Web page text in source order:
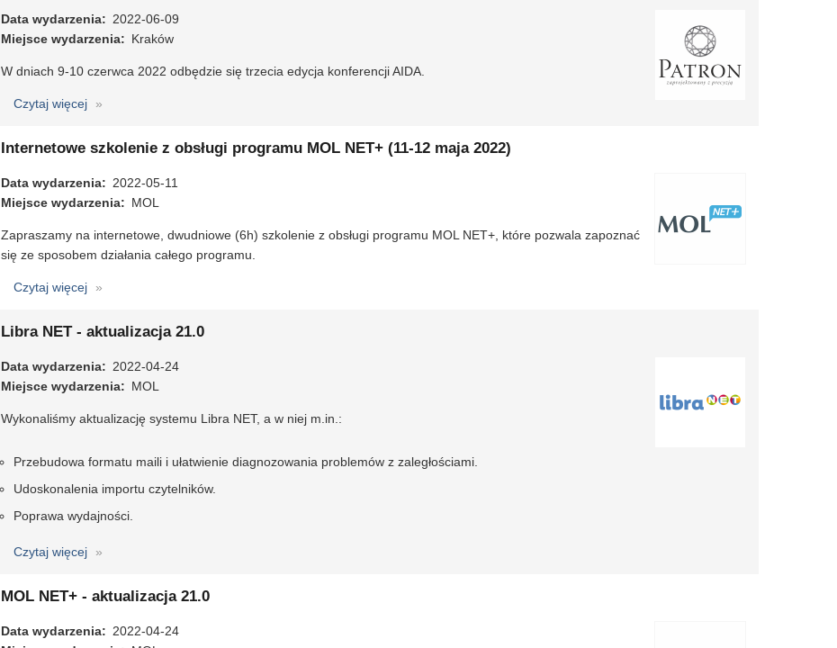
darmowych
podręczników
MOL
Data wydarzenia
2022-06-09
Miejsce wydarzenia
Kraków
W dniach 9-10 czerwca 2022 odbędzie się trzecia edycja konferencji AIDA.
Czytaj więcej
o
informacji
perspektywy
UX
AIDA
3
Internetowe szkolenie z obsługi programu MOL NET+ (11-12 maja 2022)
Data wydarzenia
2022-05-11
Miejsce wydarzenia
MOL
Zapraszamy na internetowe, dwudniowe (6h) szkolenie z obsługi programu MOL NET+, które pozwala zapoznać
się ze sposobem działania całego programu.
Czytaj więcej
o
szkolenie
obsługi
programu
NET+
12
maja
Libra NET - aktualizacja 21.0
Data wydarzenia
2022-04-24
Miejsce wydarzenia
MOL
Wykonaliśmy aktualizację systemu Libra NET, a w niej m.in.:
Przebudowa formatu maili i ułatwienie diagnozowania problemów z zaległościami.
Udoskonalenia importu czytelników.
Poprawa wydajności.
Czytaj więcej
o
NET
aktualizacja
MOL NET+ - aktualizacja 21.0
Data wydarzenia
2022-04-24